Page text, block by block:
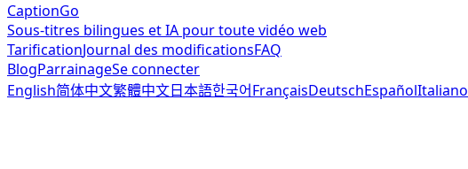
CaptionGo
Sous-titres bilingues et IA pour toute vidéo web
TarificationJournal des modificationsFAQ
BlogParrainageSe connecter
English简体中文繁體中文日本語한국어FrançaisDeutschEspañolItaliano